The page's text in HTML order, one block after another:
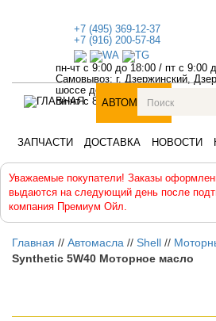
+7 (495) 369-12-37
+7 (916) 200-57-84
пн-чт с 9:00 до 18:00 / пт с 9:00
Самовывоз: г. Дзержинский,
шоссе дом №1
пн-чт с 8:30 до 18:00, пт с 8:30
АВТОМАСЛА
ЗАПЧАСТИ ДОСТАВКА НОВОСТИ
Уважаемые покупатели! Заказы
выдаются на следующий день после
компания Премиум Ойл.
Главная // Автомасла // Shell //
Synthetic 5W40 Моторное масло